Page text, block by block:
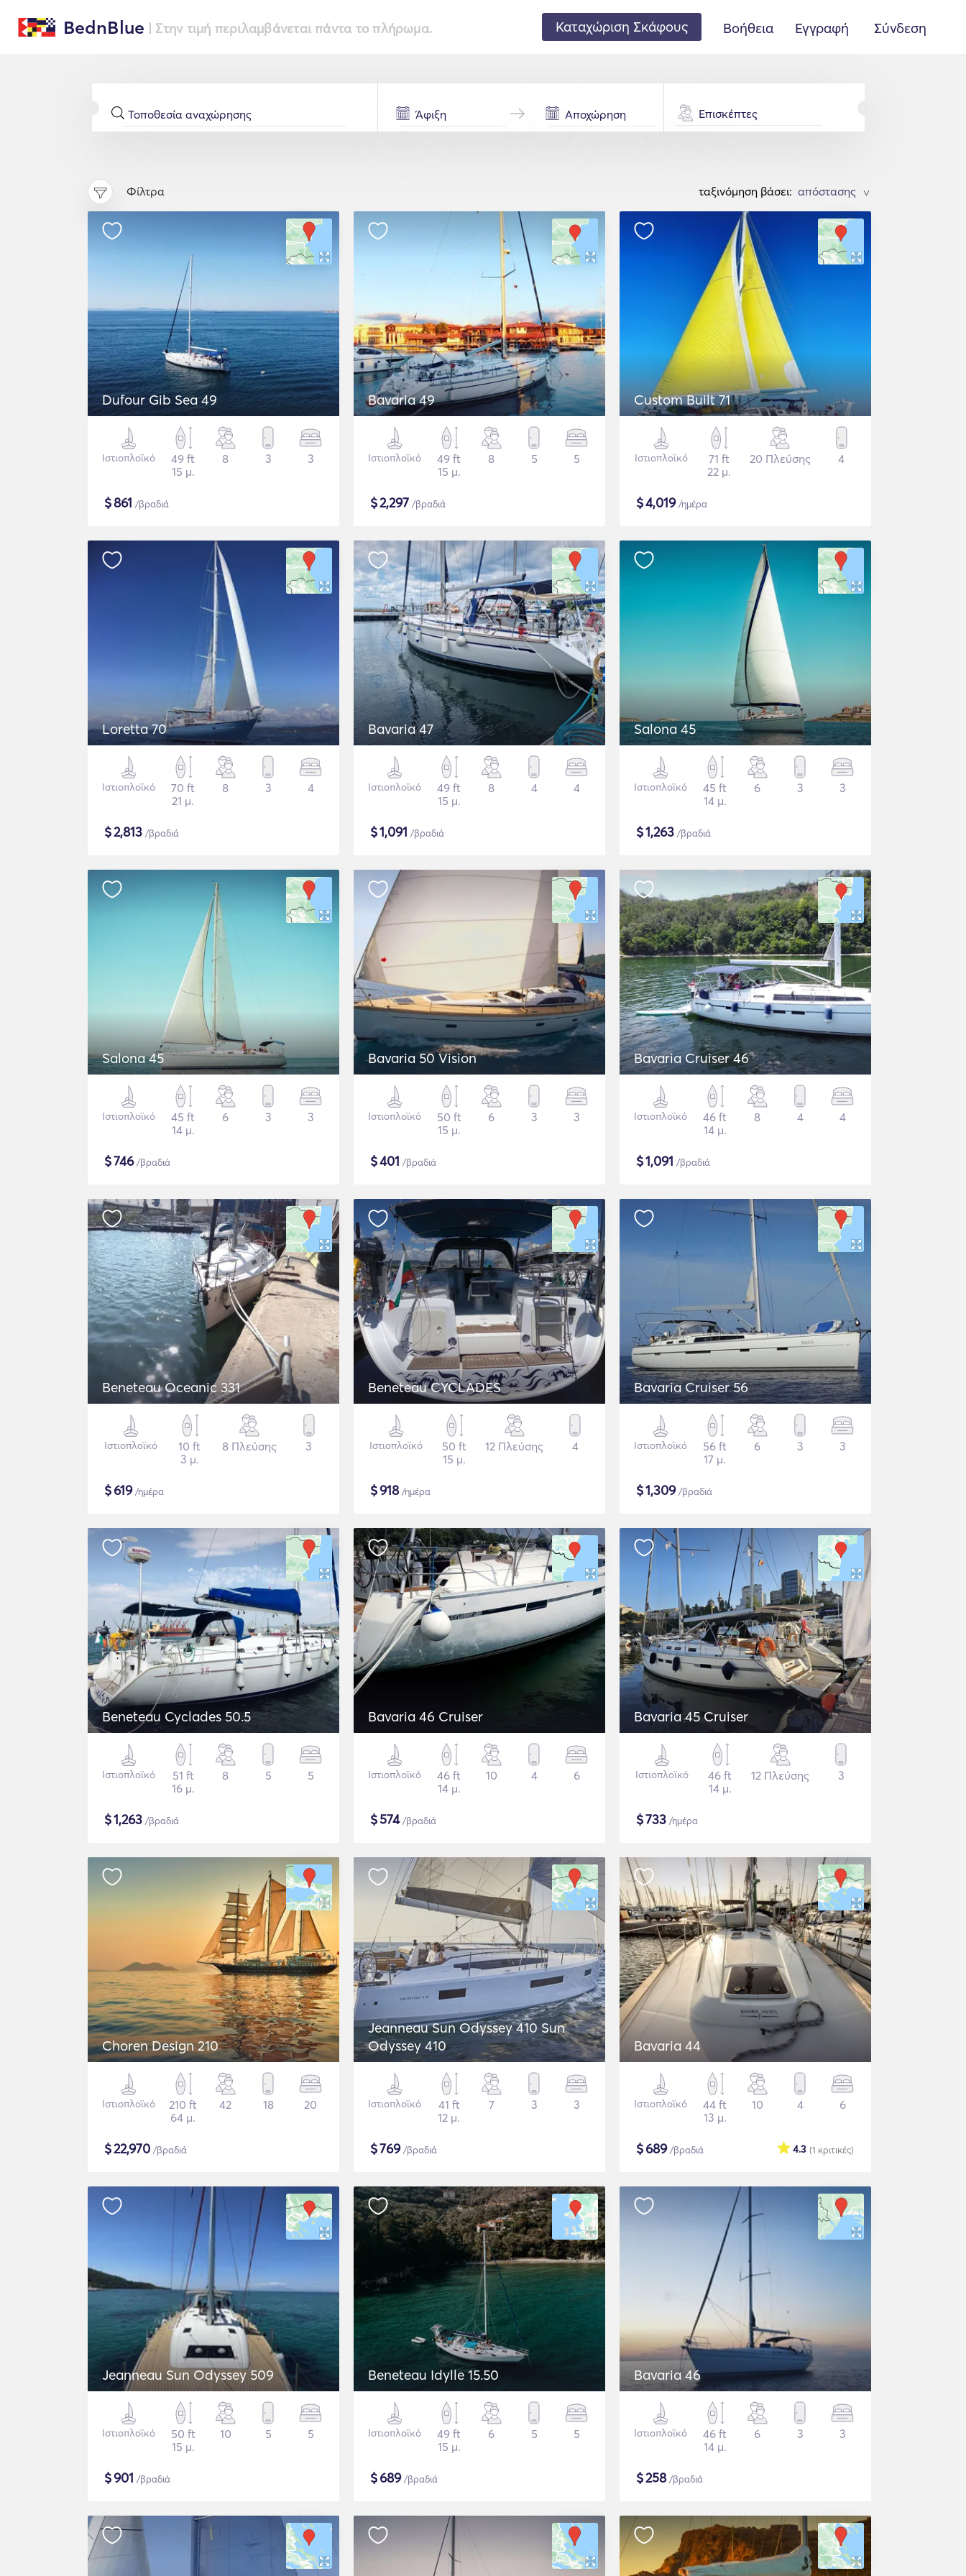
BednBlue | Στην τιμή περιλαμβάνεται πάντα το πλήρωμα. Καταχώριση Σκάφους Βοήθεια Εγγραφή Σύνδεση
Επισκέπτες
Φίλτρα ταξινόμηση βάσει: >
Dufour Gib Sea 49
Ιστιοπλοϊκό
49 ft
15 μ.
8 3 3
$861 /βραδιά
Bavaria 49
Ιστιοπλοϊκό
49 ft
15 μ.
8 5 5
$2,297 /βραδιά
Custom Built 71
Ιστιοπλοϊκό
71 ft
22 μ.
20 Πλεύσης 4
$4,019/ημέρα
Loretta 70
Ιστιοπλοϊκό
70 ft
21 μ.
8 3 4
$2,813 /βραδιά
Bavaria 47
Ιστιοπλοϊκό
49 ft
15 μ.
8 4 4
$1,091 /βραδιά
Salona 45
Ιστιοπλοϊκό
45 ft
14 μ.
6 3 3
$1,263 /βραδιά
Salona 45
Ιστιοπλοϊκό
45 ft
14 μ.
6 3 3
$746/βραδιά
Bavaria 50 Vision
Ιστιοπλοϊκό
50 ft
15 μ.
6 3 3
$401 /βραδιά
Bavaria Cruiser 46
Ιστιοπλοϊκό
46 ft
14 μ.
8 4 4
$1,091 /βραδιά
Beneteau Oceanic 331
Ιστιοπλοϊκό
10 ft
3 μ.
8 Πλεύσης 3
$619/ημέρα
Beneteau CYCLADES
Ιστιοπλοϊκό
50 ft
15 μ.
12 Πλεύσης 4
$918/ημέρα
Bavaria Cruiser 56
Ιστιοπλοϊκό
56 ft
17 μ.
6 3 3
$1,309/βραδιά
Beneteau Cyclades 50.5
Ιστιοπλοϊκό
51 ft
16 μ.
8 5 5
$1,263 /βραδιά
Bavaria 46 Cruiser
Ιστιοπλοϊκό
46 ft
14 μ.
10 4 6
$574/βραδιά
Bavaria 45 Cruiser
Ιστιοπλοϊκό
46 ft
14 μ.
12 Πλεύσης 3
$733 /ημέρα
Choren Design 210
Ιστιοπλοϊκό
210 ft
64 μ.
42 18 20
$22,970 /βραδιά
Jeanneau Sun Odyssey 410 Sun
Odyssey 410
Ιστιοπλοϊκό
41 ft
12 μ.
7 3 3
$769/βραδιά
Bavaria 44
Ιστιοπλοϊκό
44 ft
13 μ.
10 4 6
$689/βραδιά (1 κριτικές)
4.3
Jeanneau Sun Odyssey 509
Ιστιοπλοϊκό
50 ft
15 μ.
10 5 5
$901 /βραδιά
Beneteau Idylle 15.50
Ιστιοπλοϊκό
49 ft
15 μ.
6 5 5
$689/βραδιά
Bavaria 46
Ιστιοπλοϊκό
46 ft
14 μ.
6 3 3
$258/βραδιά